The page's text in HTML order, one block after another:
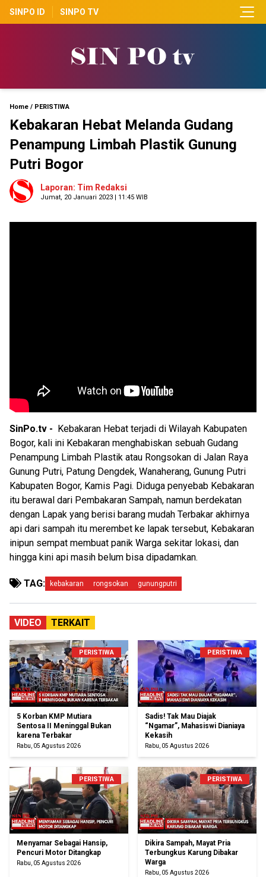
SINPO ID SINPO TV
Home / PERISTIWA
Kebakaran Hebat Melanda Gudang
Penampung Limbah Plastik Gunung
Putri Bogor
Laporan: Tim Redaksi
Jumat, 20 Januari 2023 | 11:45 WIB
SinPo.tv -
Kebakaran Hebat terjadi di Wilayah Kabupaten
Bogor, kali ini Kebakaran menghabiskan sebuah Gudang
Penampung Limbah Plastik atau Rongsokan di Jalan Raya
Gunung Putri, Patung Dengdek, Wanaherang, Gunung Putri
Kabupaten Bogor, Kamis Pagi. Diduga penyebab Kebakaran
itu berawal dari Pembakaran Sampah, namun berdekatan
dengan Lapak yang berisi barang mudah Terbakar akhirnya
api dari sampah itu merembet ke lapak tersebut, Kebakaran
inipun sempat membuat panik Warga sekitar lokasi, dan
hingga kini api masih belum bisa dipadamkan.
TAG: kebakaran rongsokan gunungputri
VIDEO TERKAIT
PERISTIWA
5 Korban KMP Mutiara
Sentosa II Meninggal Bukan
karena Terbakar
Rabu, 05 Agustus 2026
PERISTIWA
Sadis! Tak Mau Diajak
“Ngamar”, Mahasiswi Dianiaya
Kekasih
Rabu, 05 Agustus 2026
PERISTIWA
Menyamar Sebagai Hansip,
Pencuri Motor Ditangkap
Rabu, 05 Agustus 2026
PERISTIWA
Dikira Sampah, Mayat Pria
Terbungkus Karung Dibakar
Warga
Rabu, 05 Agustus 2026